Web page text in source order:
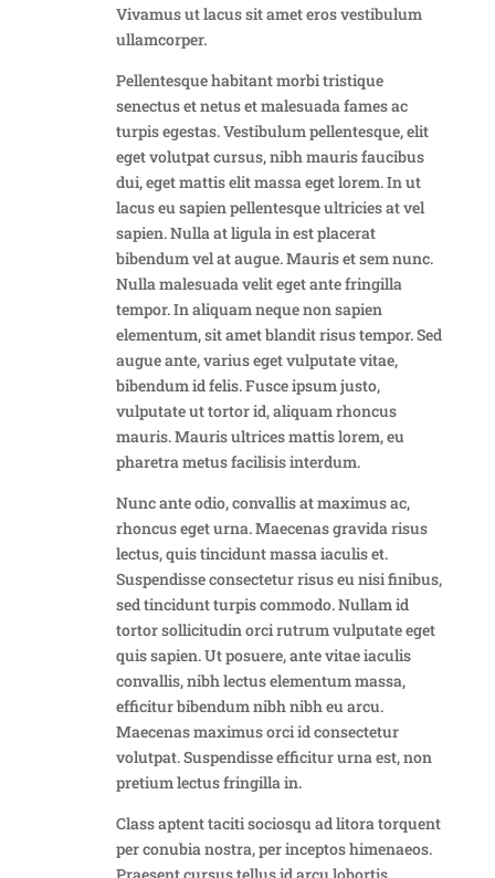
Vivamus ut lacus sit amet eros vestibulum
ullamcorper.
Pellentesque habitant morbi tristique
senectus et netus et malesuada fames ac
turpis egestas. Vestibulum pellentesque, elit
eget volutpat cursus, nibh mauris faucibus
dui, eget mattis elit massa eget lorem. In ut
lacus eu sapien pellentesque ultricies at vel
sapien. Nulla at ligula in est placerat
bibendum vel at augue. Mauris et sem nunc.
Nulla malesuada velit eget ante fringilla
tempor. In aliquam neque non sapien
elementum, sit amet blandit risus tempor. Sed
augue ante, varius eget vulputate vitae,
bibendum id felis. Fusce ipsum justo,
vulputate ut tortor id, aliquam rhoncus
mauris. Mauris ultrices mattis lorem, eu
pharetra metus facilisis interdum.
Nunc ante odio, convallis at maximus ac,
rhoncus eget urna. Maecenas gravida risus
lectus, quis tincidunt massa iaculis et.
Suspendisse consectetur risus eu nisi finibus,
sed tincidunt turpis commodo. Nullam id
tortor sollicitudin orci rutrum vulputate eget
quis sapien. Ut posuere, ante vitae iaculis
convallis, nibh lectus elementum massa,
efficitur bibendum nibh nibh eu arcu.
Maecenas maximus orci id consectetur
volutpat. Suspendisse efficitur urna est, non
pretium lectus fringilla in.
Class aptent taciti sociosqu ad litora torquent
per conubia nostra, per inceptos himenaeos.